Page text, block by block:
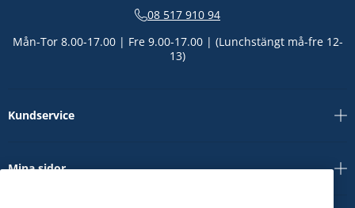
08 517 910 94
Mån-Tor 8.00-17.00 | Fre 9.00-17.00 | (Lunchstängt må-fre 12-
13)
Kundservice
Mina sidor